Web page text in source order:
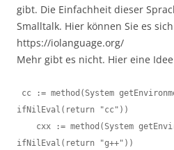
gibt. Die Einfachheit dieser
Smalltalk. Hier können Sie es
https://iolanguage.org/
Mehr gibt es nicht. Hier eine
ifNilEval(return "cc"))
ifNilEval(return "g++"))